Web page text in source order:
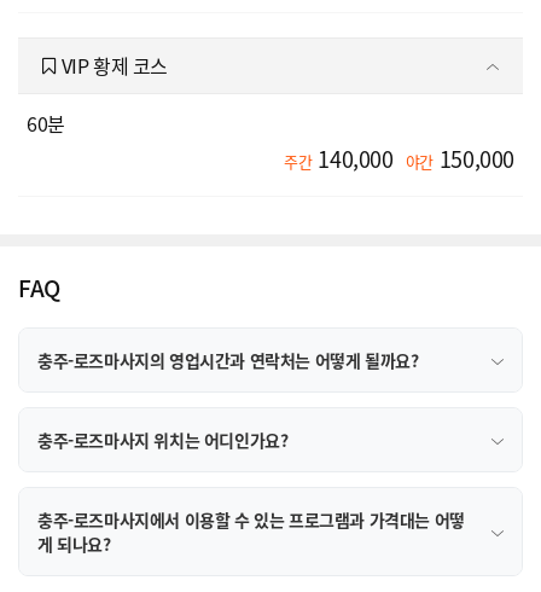
VIP 황제 코스
60분
주간 140,000 야간 150,000
FAQ
충주-로즈마사지의 영업시간과 연락처는 어떻게 될까요?
충주-로즈마사지 위치는 어디인가요?
충주-로즈마사지에서 이용할 수 있는 프로그램과 가격대는 어떻
게 되나요?